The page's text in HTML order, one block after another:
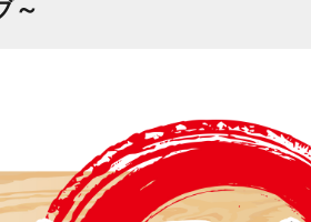
～